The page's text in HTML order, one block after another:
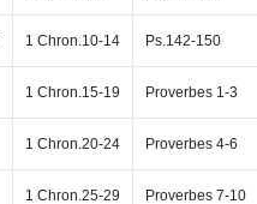
1 Chron.10-14 Ps.142-150
1 Chron.15-19 Proverbes 1-3
1 Chron.20-24 Proverbes 4-6
1 Chron.25-29 Proverbes 7-10